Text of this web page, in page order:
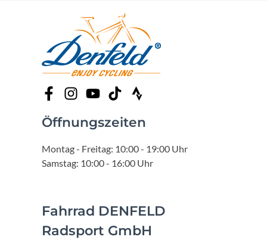
Öffnungszeiten
Montag - Freitag: 10:00 - 19:00 Uhr
Samstag: 10:00 - 16:00 Uhr
Fahrrad DENFELD
Radsport GmbH